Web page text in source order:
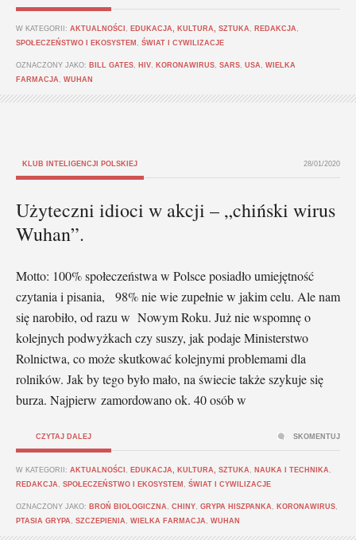
W KATEGORII: AKTUALNOŚCI EDUKACJA, KULTURA, SZTUKA REDAKCJA
SPOŁECZEŃSTWO I EKOSYSTEM
ŚWIAT I CYWILIZACJE
OZNACZONY JAKO: BILL GATES HIV KORONAWIRUS SARS USA
WIELKA
FARMACJA
WUHAN
KLUB INTELIGENCJI POLSKIEJ 28/01/2020
Użyteczni idioci w akcji – „chiński wirus
Wuhan”.
Motto: 100% społeczeństwa w Polsce posiadło umiejętność
czytania i pisania, 98% nie wie zupełnie w jakim celu. Ale nam
się narobiło, od razu w Nowym Roku. Już nie wspomnę o
kolejnych podwyżkach czy suszy, jak podaje Ministerstwo
Rolnictwa, co może skutkować kolejnymi problemami dla
rolników. Jak by tego było mało, na świecie także szykuje się
burza. Najpierw zamordowano ok. 40 osób w
CZYTAJ DALEJ
W KATEGORII: AKTUALNOŚCI EDUKACJA, KULTURA, SZTUKA NAUKA I TECHNIKA
REDAKCJA
SPOŁECZEŃSTWO I EKOSYSTEM ŚWIAT I CYWILIZACJE
OZNACZONY JAKO: BROŃ BIOLOGICZNA CHINY GRYPA HISZPANKA KORONAWIRUS
PTASIA GRYPA
SZCZEPIENIA WIELKA FARMACJA WUHAN
SKOMENTUJ